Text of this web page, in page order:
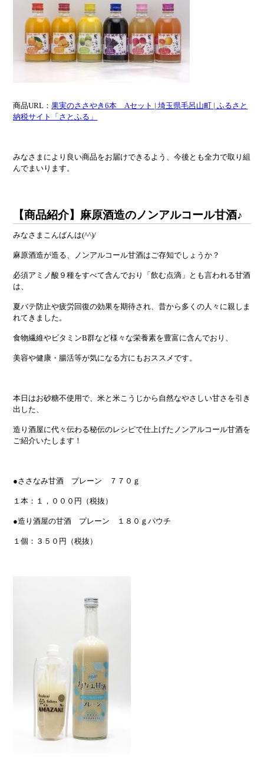
商品URL：果実のささやき6本 Aセット | 埼玉県毛呂山町 | ふるさと
納税サイト「さとふる」
みなさまにより良い商品をお届けできるよう、今後とも全力で取り組
んでまいります。
【商品紹介】麻原酒造のノンアルコール甘酒♪
みなさまこんばんは(^^)/
麻原酒造が造る、ノンアルコール甘酒はご存知でしょうか？
必須アミノ酸９種をすべて含んでおり「飲む点滴」とも言われる甘酒
は、
夏バテ防止や疲労回復の効果を期待され、昔から多くの人々に親しま
れてきました。
食物繊維やビタミンB群など様々な栄養素を豊富に含んでおり、
美容や健康・腸活等が気になる方にもおススメです。
本日はお砂糖不使用で、米と米こうじから自然なやさしい甘さを引き
出した、
造り酒屋に代々伝わる秘伝のレシピで仕上げたノンアルコール甘酒を
ご紹介いたします！
●ささなみ甘酒 プレーン ７７０ｇ
１本：１，０００円（税抜）
●造り酒屋の甘酒 プレーン １８０ｇパウチ
１個：３５０円（税抜）